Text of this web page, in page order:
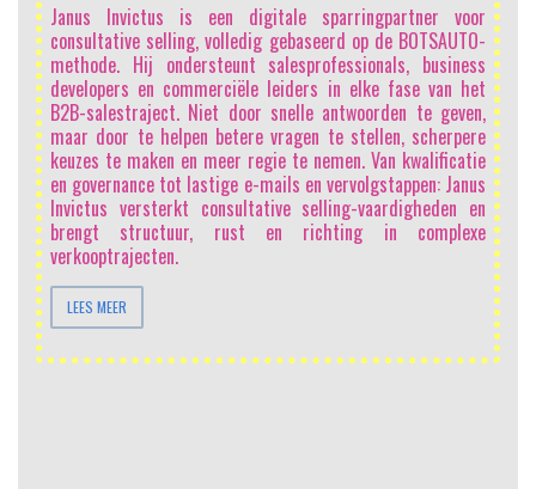
Janus Invictus is een digitale sparringpartner voor
consultative selling, volledig gebaseerd op de BOTSAUTO-
methode. Hij ondersteunt salesprofessionals, business
developers en commerciële leiders in elke fase van het
B2B-salestraject. Niet door snelle antwoorden te geven,
maar door te helpen betere vragen te stellen, scherpere
keuzes te maken en meer regie te nemen. Van kwalificatie
en governance tot lastige e-mails en vervolgstappen: Janus
Invictus versterkt consultative selling-vaardigheden en
brengt structuur, rust en richting in complexe
verkooptrajecten.
LEES MEER